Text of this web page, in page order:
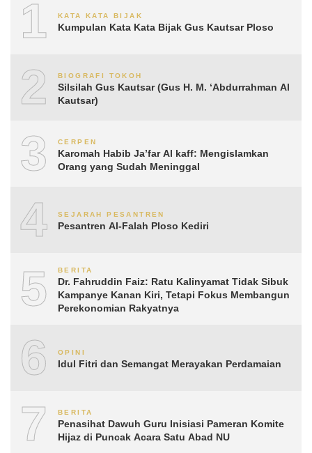
1 KATA KATA BIJAK
Kumpulan Kata Kata Bijak Gus Kautsar Ploso
2 BIOGRAFI TOKOH
Silsilah Gus Kautsar (Gus H. M. ‘Abdurrahman Al
Kautsar)
3 CERPEN
Karomah Habib Ja’far Al kaff: Mengislamkan
Orang yang Sudah Meninggal
4 SEJARAH PESANTREN
Pesantren Al-Falah Ploso Kediri
5 BERITA
Dr. Fahruddin Faiz: Ratu Kalinyamat Tidak Sibuk
Kampanye Kanan Kiri, Tetapi Fokus Membangun
Perekonomian Rakyatnya
6 OPINI
Idul Fitri dan Semangat Merayakan Perdamaian
7 BERITA
Penasihat Dawuh Guru Inisiasi Pameran Komite
Hijaz di Puncak Acara Satu Abad NU